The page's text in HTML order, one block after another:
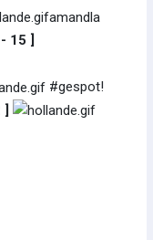
amandla
15 ]
#gespot!